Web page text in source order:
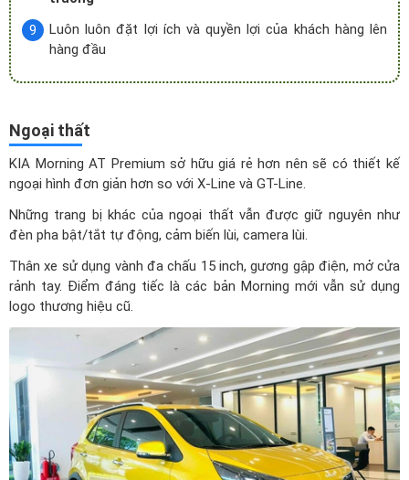
Luôn luôn đặt lợi ích và quyền lợi của khách hàng lên
hàng đầu
Ngoại thất
KIA Morning AT Premium sở hữu giá rẻ hơn nên sẽ có thiết kế
ngoại hình đơn giản hơn so với X-Line và GT-Line.
Những trang bị khác của ngoại thất vẫn được giữ nguyên như
đèn pha bật/tắt tự động, cảm biến lùi, camera lùi.
Thân xe sử dụng vành đa chấu 15 inch, gương gập điện, mở cửa
rảnh tay. Điểm đáng tiếc là các bản Morning mới vẫn sử dụng
logo thương hiệu cũ.